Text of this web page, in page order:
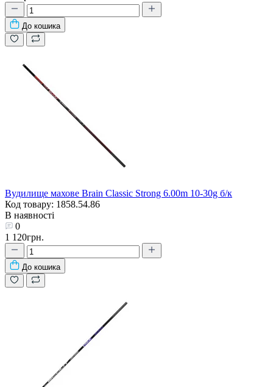
До кошика
Вудилище махове Brain Classic Strong 6.00m 10-30g б/к
Код товару: 1858.54.86
В наявності
0
1 120грн.
До кошика